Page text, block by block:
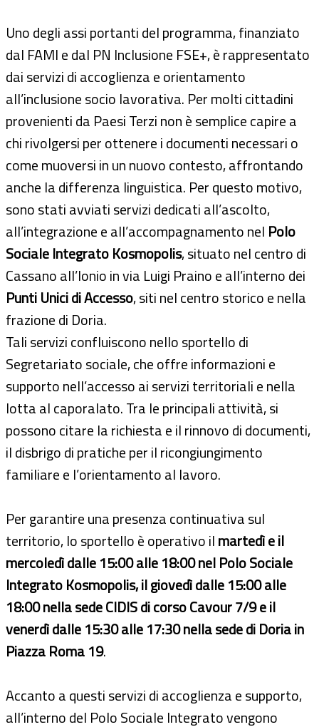
Uno degli assi portanti del programma, finanziato
dal FAMI e dal PN Inclusione FSE+, è rappresentato
dai servizi di accoglienza e orientamento
all’inclusione socio lavorativa. Per molti cittadini
provenienti da Paesi Terzi non è semplice capire a
chi rivolgersi per ottenere i documenti necessari o
come muoversi in un nuovo contesto, affrontando
anche la differenza linguistica. Per questo motivo,
sono stati avviati servizi dedicati all’ascolto,
all’integrazione e all’accompagnamento nel Polo
Sociale Integrato Kosmopolis, situato nel centro di
Cassano all’Ionio in via Luigi Praino e all’interno dei
Punti Unici di Accesso, siti nel centro storico e nella
frazione di Doria.
Tali servizi confluiscono nello sportello di
Segretariato sociale, che offre informazioni e
supporto nell’accesso ai servizi territoriali e nella
lotta al caporalato. Tra le principali attività, si
possono citare la richiesta e il rinnovo di documenti,
il disbrigo di pratiche per il ricongiungimento
familiare e l’orientamento al lavoro.
Per garantire una presenza continuativa sul
territorio, lo sportello è operativo ilmartedì e il
mercoledì dalle 15:00 alle 18:00 nel Polo Sociale
Integrato Kosmopolis, il giovedì dalle 15:00 alle
18:00 nella sede CIDIS di corso Cavour 7/9 e il
venerdì dalle 15:30 alle 17:30 nella sede di Doria in
Piazza Roma 19.
Accanto a questi servizi di accoglienza e supporto,
all’interno del Polo Sociale Integrato vengono